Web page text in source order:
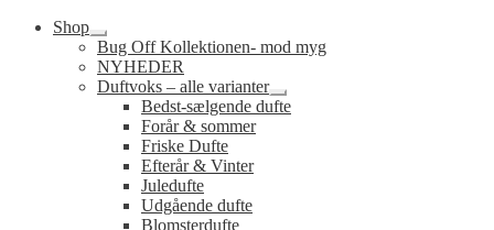
Shop
Udfold
undermenu
Bug Off Kollektionen- mod myg
NYHEDER
Duftvoks – alle varianter
Udfold
undermenu
Bedst-sælgende dufte
Forår & sommer
Friske Dufte
Efterår & Vinter
Juledufte
Udgående dufte
Blomsterdufte